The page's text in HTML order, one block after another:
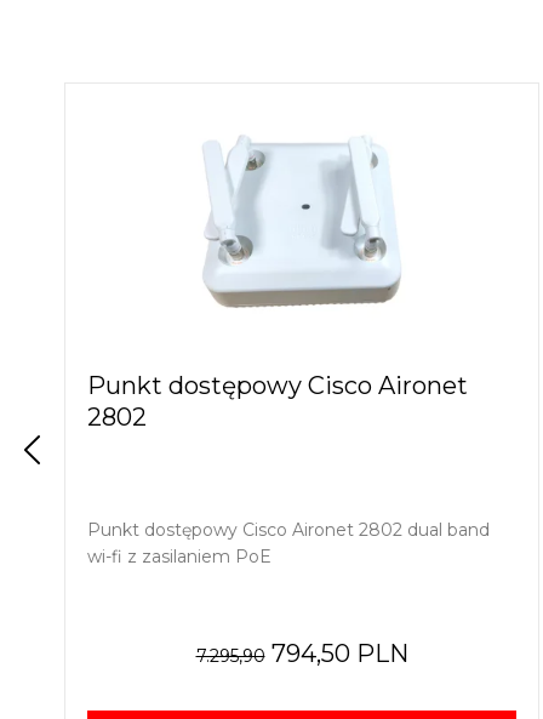
Punkt dostępowy Cisco Aironet
2802
Punkt dostępowy Cisco Aironet 2802 dual band
wi-fi z zasilaniem PoE
7.295,90794,50 PLN